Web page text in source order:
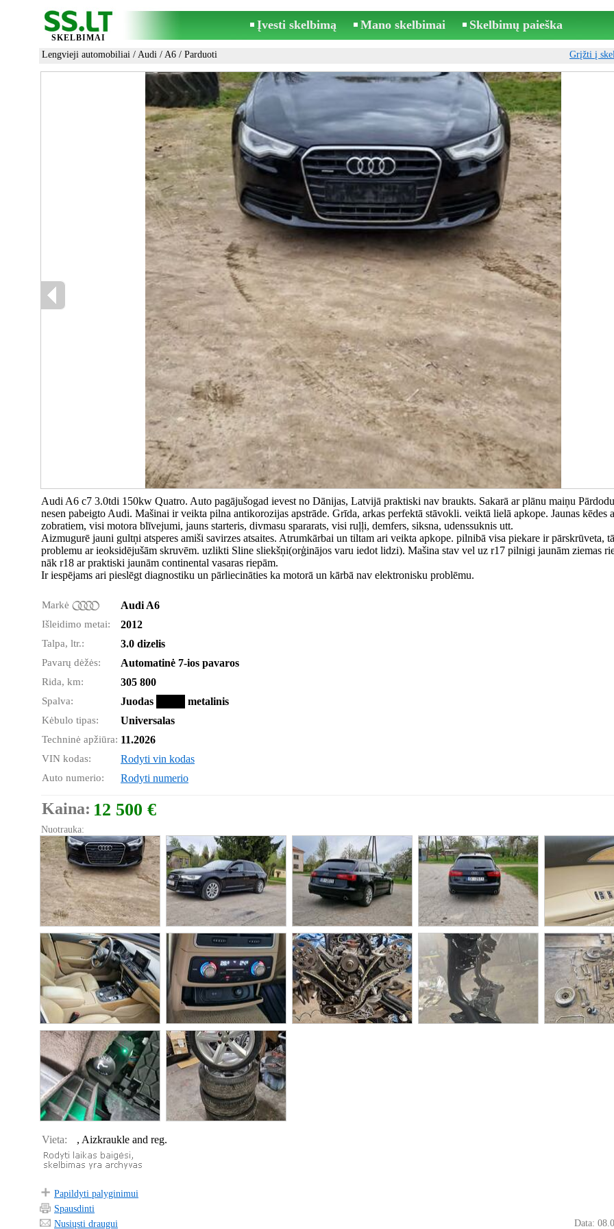
SKELBIMAI
Įvesti skelbimą Mano skelbimai Skelbimų paieška
Lengvieji automobiliai / Audi / A6 / Parduoti Grįžti į
Audi A6 c7 3.0tdi 150kw Quatro. Auto pagājušogad ievest no Dānijas, Latvijā praktiski nav braukts. Sakarā ar plānu maiņu
nesen pabeigto Audi. Mašinai ir veikta pilna antikorozijas apstrāde. Grīda, arkas perfektā stāvokli. veiktā lielā apkope. Jaunas kēdes
zobratiem, visi motora blīvejumi, jauns starteris, divmasu spararats, visi ruļļi, demfers, siksna, udenssuknis utt.
Aizmugurē jauni gultņi atsperes amiši savirzes atsaites. Atrumkārbai un tiltam ari veikta apkope. pilnibā visa piekare ir pārskrūveta,
problemu ar ieoksidējušām skruvēm. uzlikti Sline sliekšņi(orģinājos varu iedot lidzi). Mašina stav vel uz r17 pilnigi jaunām ziemas
nāk r18 ar praktiski jaunām continental vasaras riepām.
Ir iespējams ari pieslēgt diagnostiku un pārliecināties ka motorā un kārbā nav elektronisku problēmu.
Markė Audi A6
Išleidimo metai: 2012
Talpa, ltr.: 3.0 dizelis
Pavarų dėžės: Automatinė 7-ios pavaros
Rida, km: 305 800
Spalva: Juodas metalinis
Kėbulo tipas: Universalas
Techninė apžiūra: 11.2026
VIN kodas: Rodyti vin kodas
Auto numerio: Rodyti numerio
Kaina: 12 500 €
Nuotrauka:
Vieta: , Aizkraukle and reg.
Papildyti palyginimui
Spausdinti
Nusiųsti draugui
Data: